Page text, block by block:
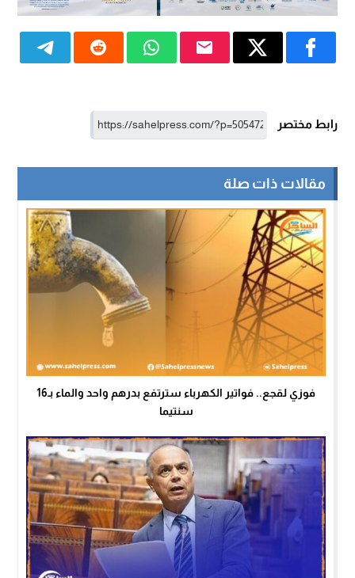
رابط مختصر
مقالات ذات صلة
فوزي لقجع.. فواتير الكهرباء سترتفع بدرهم واحد والماء بـ16
سنتيما